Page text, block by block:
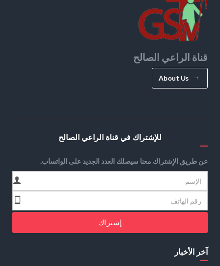
قناة الراعي الصالح
About Us
للإشتراك في قناة الراعي الصالح
عن طريق الإشتراك معنا سيصلك العدد الجديد على الواتساب.
إشتراك
آخر الأخبار